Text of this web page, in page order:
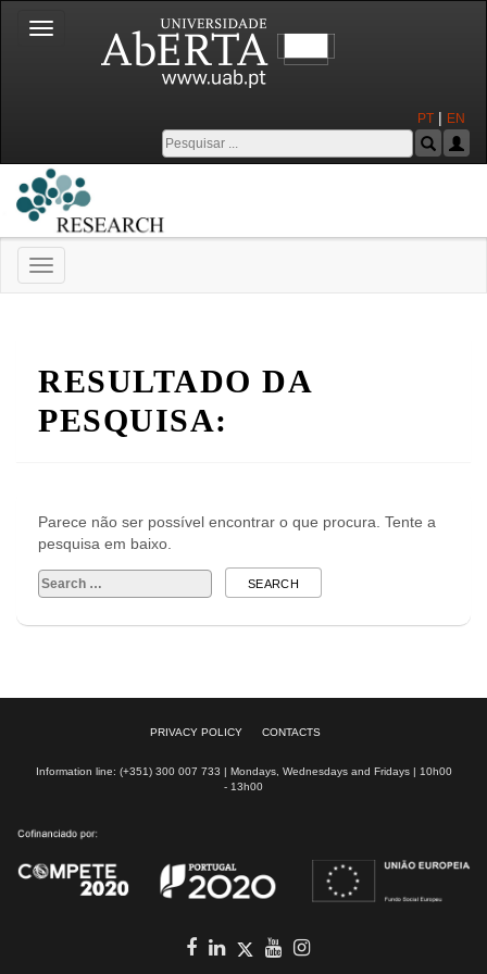
Toggle
navigation
PT | EN
Toggle
navigation
RESULTADO DA
PESQUISA:
Parece não ser possível encontrar o que procura. Tente a
pesquisa em baixo.
Search
for:
PRIVACY POLICY CONTACTS
Information line: (+351) 300 007 733 | Mondays, Wednesdays and Fridays | 10h00
- 13h00
Twitter